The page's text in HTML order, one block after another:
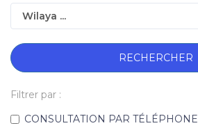
RECHERCHER
Filtrer par :
CONSULTATION PAR TÉLÉPHONE